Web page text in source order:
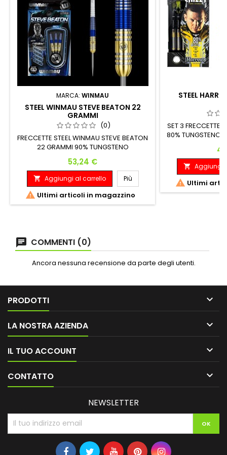
MARCA: WINMAU
STEEL WINMAU STEVE BEATON 22
GRAMMI
(0)
FRECCETTE STEEL WINMAU STEVE BEATON
22 GRAMMI 90% TUNGSTENO
Prezzo
53,24 €
 Aggiungi al carrello Più
 Ultimi articoli in magazzino
STEEL
SET 3 FRECCETTE
80% TUNGSTENO
 Aggiungi
 Ultimi
COMMENTI (0)
Ancora nessuna recensione da parte degli utenti.
PRODOTTI 
LA NOSTRA AZIENDA 
IL TUO ACCOUNT 
CONTATTO 
NEWSLETTER